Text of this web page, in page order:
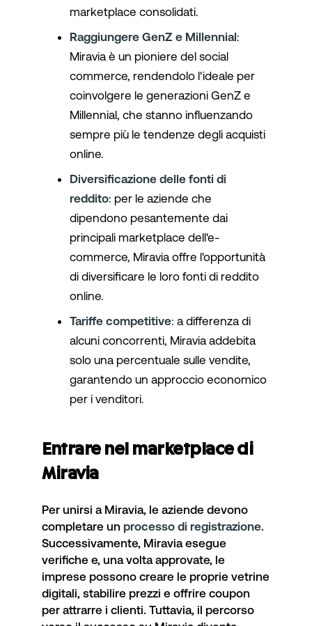
marketplace consolidati.
Raggiungere GenZ e Millennial:
Miravia è un pioniere del social
commerce, rendendolo l'ideale per
coinvolgere le generazioni GenZ e
Millennial, che stanno influenzando
sempre più le tendenze degli acquisti
online.
Diversificazione delle fonti di
reddito: per le aziende che
dipendono pesantemente dai
principali marketplace dell'e-
commerce, Miravia offre l'opportunità
di diversificare le loro fonti di reddito
online.
Tariffe competitive: a differenza di
alcuni concorrenti, Miravia addebita
solo una percentuale sulle vendite,
garantendo un approccio economico
per i venditori.
Entrare nel marketplace di
Miravia
Per unirsi a Miravia, le aziende devono
completare un processo di registrazione.
Successivamente, Miravia esegue
verifiche e, una volta approvate, le
imprese possono creare le proprie vetrine
digitali, stabilire prezzi e offrire coupon
per attrarre i clienti. Tuttavia, il percorso